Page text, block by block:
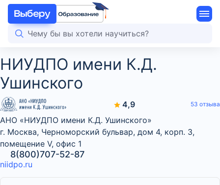
НИУДПО имени К.Д.
Ушинского
8(800)707-52-87
4,9 53 отзыва
АНО «НИУДПО имени К.Д. Ушинского»
г. Москва, Черноморский бульвар, дом 4, корп. 3,
помещение V, офис 1
niidpo.ru